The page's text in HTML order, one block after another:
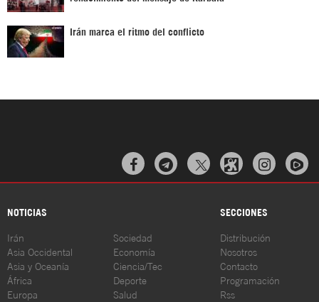
Irán marca el ritmo del conflicto
  
NOTICIAS SECCIONES
Irán
Asia Occidental
Asia y Oceanía
África
Europa
Sociedad
Economía
Ciencia/Tec
Deporte
Salud
Distribución
Nosotros
Contacto
Programación
Rss